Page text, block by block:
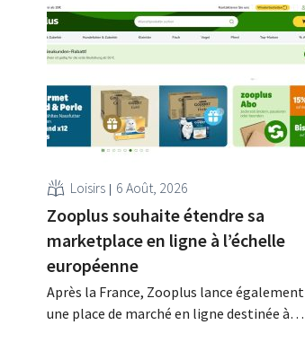
Loisirs 6 Août, 2026
Zooplus souhaite étendre sa
marketplace en ligne à l’échelle
européenne
Après la France, Zooplus lance également
une place de marché en ligne destinée à